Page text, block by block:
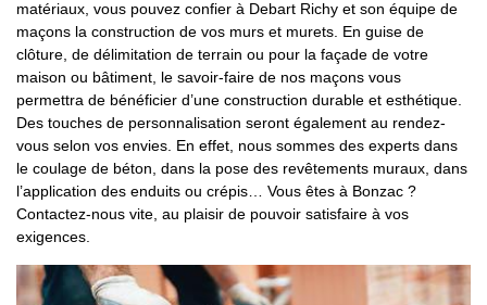
matériaux, vous pouvez confier à Debart Richy et son équipe de
maçons la construction de vos murs et murets. En guise de
clôture, de délimitation de terrain ou pour la façade de votre
maison ou bâtiment, le savoir-faire de nos maçons vous
permettra de bénéficier d’une construction durable et esthétique.
Des touches de personnalisation seront également au rendez-
vous selon vos envies. En effet, nous sommes des experts dans
le coulage de béton, dans la pose des revêtements muraux, dans
l’application des enduits ou crépis… Vous êtes à Bonzac ?
Contactez-nous vite, au plaisir de pouvoir satisfaire à vos
exigences.